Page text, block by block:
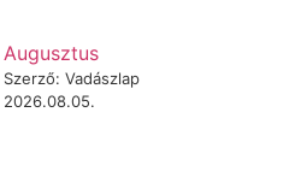
Augusztus
Szerző: Vadászlap
2026.08.05.